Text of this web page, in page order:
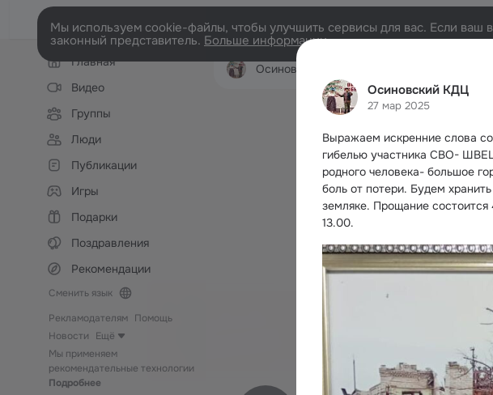
Осиновский КДЦ
27 мар 2025
Выражаем искренние слова
гибелью участника СВО-
родного человека- большое
боль от потери. Будем
земляке. Прощание
13.00.
Мы используем cookie-файлы, чтобы улучшить сервисы для вас. Если ваш
законный представитель. Больше информации
Левая
колонкаГлавная
Видео
Группы
Люди
Публикации
Игры
Подарки
Поздравления
Рекомендации
Сменить язык
Рекламодателям Помощь
Новости
Ещё
Мы применяем
рекомендательные технологии
Подробнее
Осиновский КДЦ